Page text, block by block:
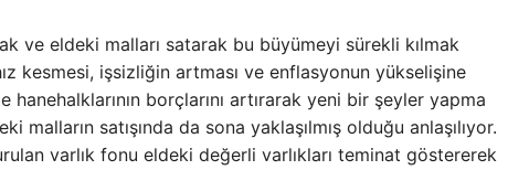
ve eldeki malları satarak bu büyümeyi sürekli kılmak
kesmesi, işsizliğin artması ve enflasyonun yükselişine
borçlarını artırarak yeni bir şeyler yapma
malların satışında da sona yaklaşılmış olduğu anlaşılıyor.
varlık fonu eldeki değerli varlıkları teminat göstererek